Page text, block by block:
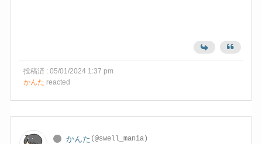
投稿済 : 05/01/2024 1:37 pm
かんた reacted
かんた (@swell_mania)